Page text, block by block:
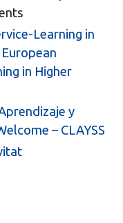
Learning in
in Higher
y
– CLAYSS